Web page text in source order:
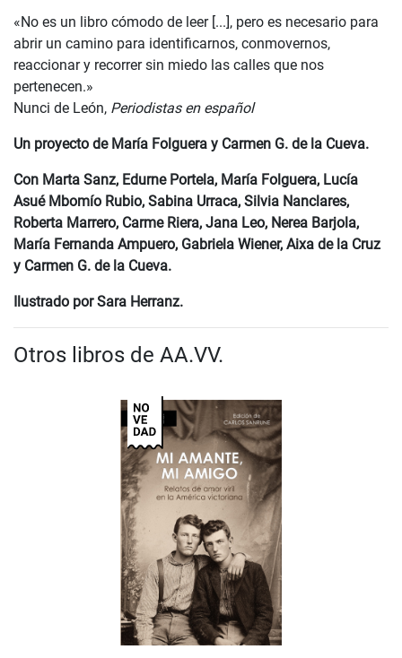
«No es un libro cómodo de leer [...], pero es necesario para
abrir un camino para identificarnos, conmovernos,
reaccionar y recorrer sin miedo las calles que nos
pertenecen.»
Nunci de León, Periodistas en español
Un proyecto de María Folguera y Carmen G. de la Cueva.
Con Marta Sanz, Edurne Portela, María Folguera, Lucía
Asué Mbomío Rubio, Sabina Urraca, Silvia Nanclares,
Roberta Marrero, Carme Riera, Jana Leo, Nerea Barjola,
María Fernanda Ampuero, Gabriela Wiener, Aixa de la Cruz
y Carmen G. de la Cueva.
Ilustrado por Sara Herranz.
Otros libros de AA.VV.